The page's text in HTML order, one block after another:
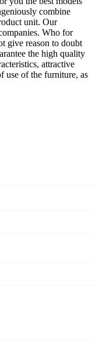
combine
unit. Our
Who for
give reason to doubt
the high quality
attractive
use of the furniture, as